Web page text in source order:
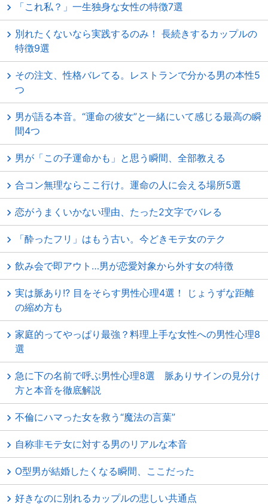
「これ私？」一生独身な女性の特徴7選
別れたくないなら実践するのみ！ 長続きするカップルの
特徴9選
その注文、性格バレてる。レストランで分かる男の本性5
つ
男が語る本音。“運命の彼女”と一緒にいて感じる最高の瞬
間4つ
男が「この子運命かも」と思う瞬間、全部教える
合コン無理ならここ行け。運命の人に会える場所5選
恋がうまくいかない理由、たった2文字でバレる
「酔ったフリ」はもう古い。今どきモテ女のテク
飲み会で即アウト…男が恋愛対象から外す女の特徴
実は脈あり!? 目をそらす男性心理4選！ じょうずな距離
の縮め方も
家庭的ってやっぱり最強？料理上手な女性への男性心理8
選
急に下の名前で呼ぶ男性心理8選 脈ありサインの見分け
方と本音を徹底解説
不倫にハマった女を救う“魔法の言葉”
自称非モテ女に対する男のリアルな本音
O型男が結婚したくなる瞬間、ここだった
好きなのに別れるカップルの悲しい共通点